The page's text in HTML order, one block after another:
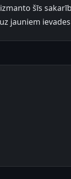
šīs
jauniem